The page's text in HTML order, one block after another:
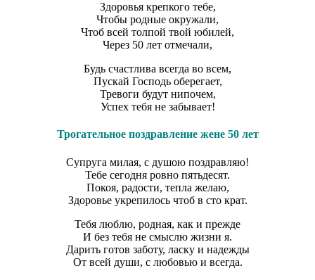
Здоровья крепкого тебе,
Чтобы родные окружали,
Чтоб всей толпой твой юбилей,
Через 50 лет отмечали,
Будь счастлива всегда во всем,
Пускай Господь оберегает,
Тревоги будут нипочем,
Успех тебя не забывает!
Трогательное поздравление жене 50 лет
Супруга милая, с душою поздравляю!
Тебе сегодня ровно пятьдесят.
Покоя, радости, тепла желаю,
Здоровье укрепилось чтоб в сто крат.
Тебя люблю, родная, как и прежде
И без тебя не смыслю жизни я.
Дарить готов заботу, ласку и надежды
От всей души, с любовью и всегда.